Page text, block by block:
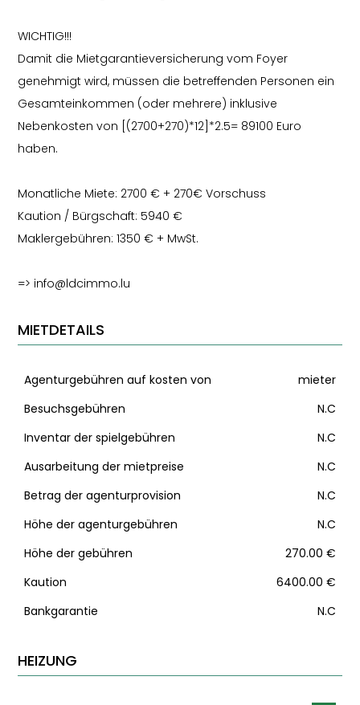
WICHTIG!!!
Damit die Mietgarantieversicherung vom Foyer
genehmigt wird, müssen die betreffenden Personen ein
Gesamteinkommen (oder mehrere) inklusive
Nebenkosten von [(2700+270)*12]*2.5= 89100 Euro
haben.
Monatliche Miete: 2700 € + 270€ Vorschuss
Kaution / Bürgschaft: 5940 €
Maklergebühren: 1350 € + MwSt.
=> info@ldcimmo.lu
MIETDETAILS
Agenturgebühren auf kosten von
mieter
Besuchsgebühren
N.C
Inventar der spielgebühren
N.C
Ausarbeitung der mietpreise
N.C
Betrag der agenturprovision
N.C
Höhe der agenturgebühren
N.C
Höhe der gebühren
270.00 €
Kaution
6400.00 €
Bankgarantie
N.C
HEIZUNG